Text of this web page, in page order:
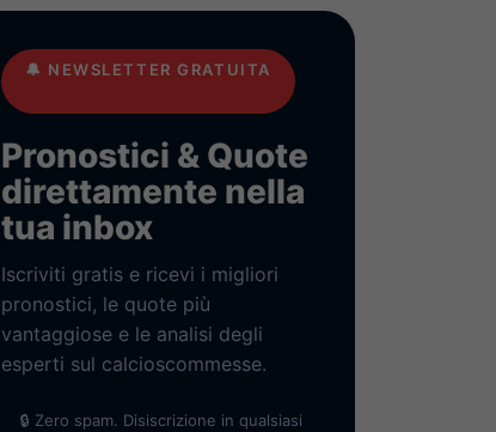
🔔 NEWSLETTER GRATUITA
Pronostici & Quote
direttamente nella
tua inbox
Iscriviti gratis e ricevi i migliori
pronostici, le quote più
vantaggiose e le analisi degli
esperti sul calcioscommesse.
🔒 Zero spam. Disiscrizione in qualsiasi